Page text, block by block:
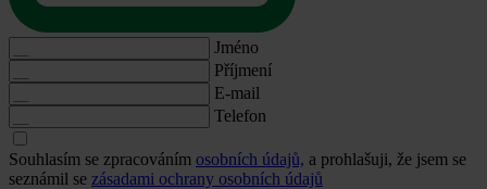
Jméno
Příjmení
E-mail
Telefon
Souhlasím se zpracováním osobních údajů, a prohlašuji, že jsem se
seznámil se zásadami ochrany osobních údajů